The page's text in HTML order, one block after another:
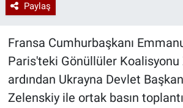
Paylaş
Fransa Cumhurbaşkanı
Paris'teki Gönüllüler Koalisyonu
ardından Ukrayna Devlet
Zelenskiy ile ortak basın